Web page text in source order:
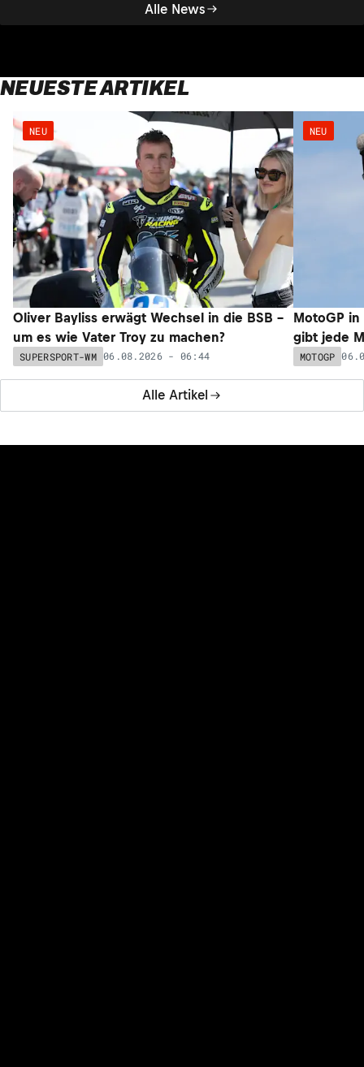
Alle News
NEUESTE ARTIKEL
Alle Artikel
NEU
Oliver Bayliss erwägt Wechsel in die BSB –
um es wie Vater Troy zu machen?
SUPERSPORT-WM 06.08.2026 - 06:44
NEU
MotoGP in
gibt jede
MOTOGP